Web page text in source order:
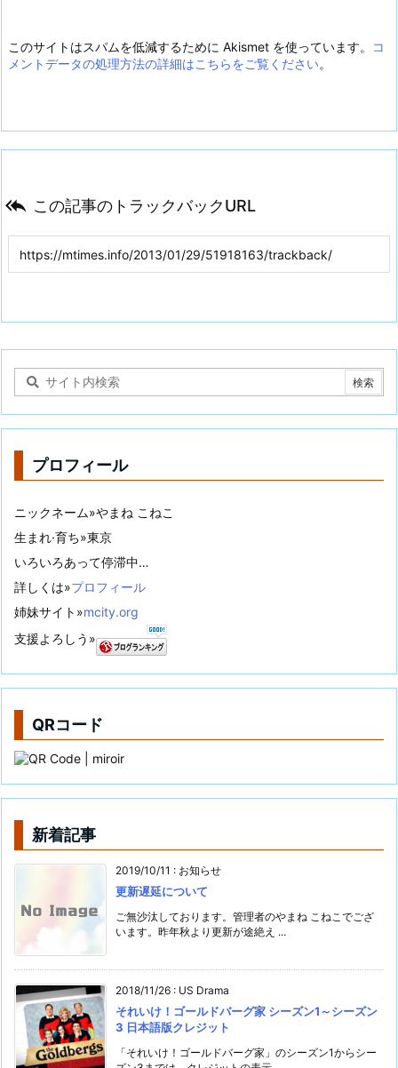
このサイトはスパムを低減するために Akismet を使っています。
コ
メントデータの処理方法の詳細はこちらをご覧ください。
 この記事のトラックバックURL
プロフィール
ニックネーム»やまね こねこ
生まれ·育ち»東京
いろいろあって停滞中…
詳しくは»プロフィール
姉妹サイト»mcity.org
支援よろしう»
QRコード
新着記事
2019/10/11 : お知らせ
更新遅延について
ご無沙汰しております。管理者のやまね こねこでござ
います。昨年秋より更新が途絶え ...
2018/11/26 : US Drama
それいけ！ゴールドバーグ家 シーズン1～シーズン
3 日本語版クレジット
「それいけ！ゴールドバーグ家」のシーズン1からシー